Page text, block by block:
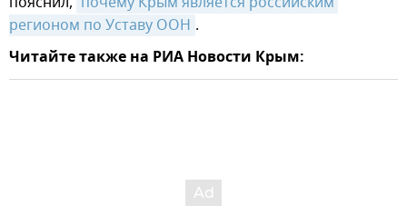
регионом по Уставу ООН .
Читайте также на РИА Новости Крым: